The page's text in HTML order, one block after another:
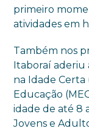
primeiro
atividades em
Também nos
Itaboraí aderiu
na Idade Certa
Educação
idade de até 8
Jovens e